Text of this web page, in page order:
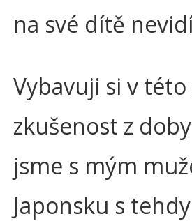
na své dítě
Vybavuji si v
zkušenost z
jsme s mým
Japonsku s